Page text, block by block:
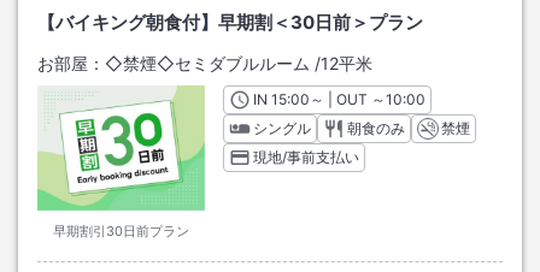
【バイキング朝食付】早期割＜30日前＞プラン
お部屋： ◇禁煙◇セミダブルルーム /12平米
早期割引30日前プラン
INチェックイン
15:00 ～ | OUT チェックアウト
～10:00
シングル
朝食のみ
禁煙
現地/事前支払い